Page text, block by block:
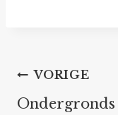
Bericht
navigatie
VORIGE
Ondergronds